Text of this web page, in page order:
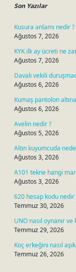
Son Yazılar
Kusura anlamı nedir ?
Ağustos 7, 2026
KYK ilk ay ücreti ne
Ağustos 7, 2026
Davalı vekili
Ağustos 6, 2026
Kumaş pantolon
Ağustos 6, 2026
Avelin nedir ?
Ağustos 5, 2026
Altın kuyumcuda
Ağustos 3, 2026
A101 tekne hangi
Ağustos 3, 2026
620 hesap kodu nedir
Temmuz 30, 2026
UNO nasıl oynanır ve
Temmuz 29, 2026
Koç erkeğini nasıl
Temmuz 26, 2026